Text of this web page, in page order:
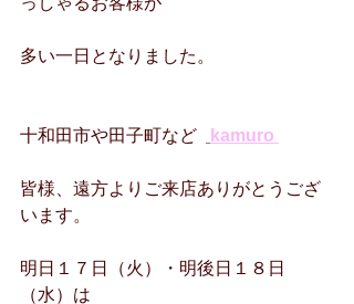
多い一日となりました。
十和田市や田子町など kamuro
皆様、遠方よりご来店ありがとうござ
います。
明日１７日（火）・明後日１８日
（水）は